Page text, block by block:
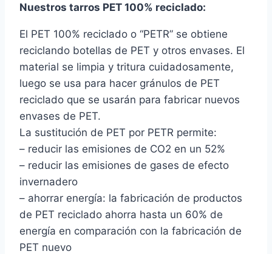
Nuestros tarros PET 100% reciclado:
El PET 100% reciclado o “PETR” se obtiene
reciclando botellas de PET y otros envases. El
material se limpia y tritura cuidadosamente,
luego se usa para hacer gránulos de PET
reciclado que se usarán para fabricar nuevos
envases de PET.
La sustitución de PET por PETR permite:
– reducir las emisiones de CO2 en un 52%
– reducir las emisiones de gases de efecto
invernadero
– ahorrar energía: la fabricación de productos
de PET reciclado ahorra hasta un 60% de
energía en comparación con la fabricación de
PET nuevo